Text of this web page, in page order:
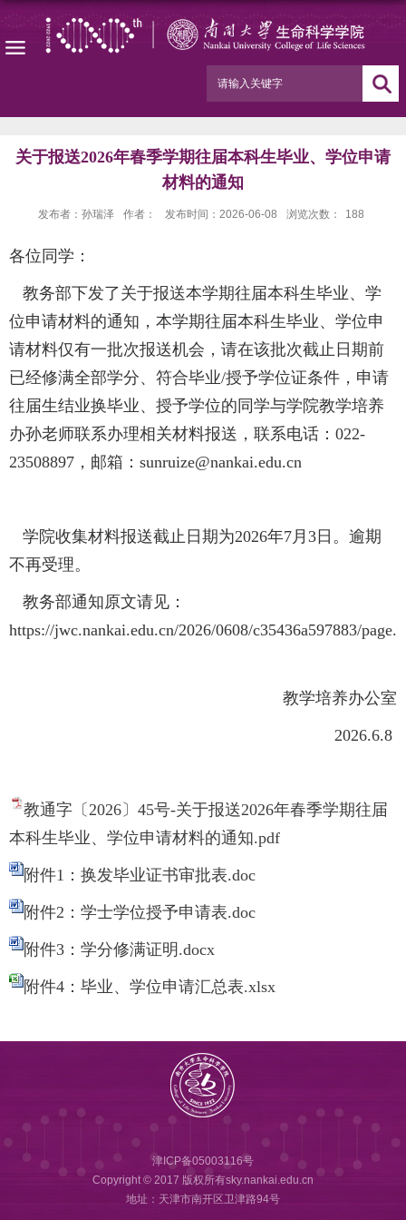
关于报送2026年春季学期往届本科生毕业、学位申请
材料的通知
发布者：孙瑞泽 作者： 发布时间：2026-06-08 浏览次数： 188
各位同学：
教务部下发了关于报送本学期往届本科生毕业、学
位申请材料的通知，本学期往届本科生毕业、学位申
请材料仅有一批次报送机会，请在该批次截止日期前
已经修满全部学分、符合毕业/授予学位证条件，申请
往届生结业换毕业、授予学位的同学与学院教学培养
办孙老师联系办理相关材料报送，联系电话：022-
23508897，邮箱：sunruize@nankai.edu.cn
学院收集材料报送截止日期为2026年7月3日。逾期
不再受理。
教务部通知原文请见：
https://jwc.nankai.edu.cn/2026/0608/c35436a597883/
教学培养办公室
2026.6.8
教通字〔2026〕45号-关于报送2026年春季学期往届
本科生毕业、学位申请材料的通知.pdf
附件1：换发毕业证书审批表.doc
附件2：学士学位授予申请表.doc
附件3：学分修满证明.docx
附件4：毕业、学位申请汇总表.xlsx
津ICP备05003116号
Copyright © 2017 版权所有sky.nankai.edu.cn
地址：天津市南开区卫津路94号